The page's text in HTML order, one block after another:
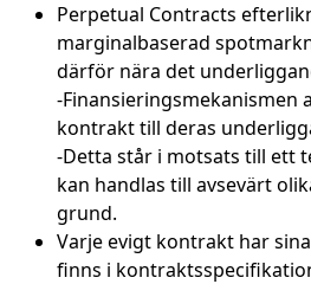
Perpetual Contracts
marginalbaserad
därför nära det
-Finansieringsmekanismen
kontrakt till deras
-Detta står i motsats till ett
kan handlas till avsevärt
grund.
Varje evigt kontrakt har
finns i